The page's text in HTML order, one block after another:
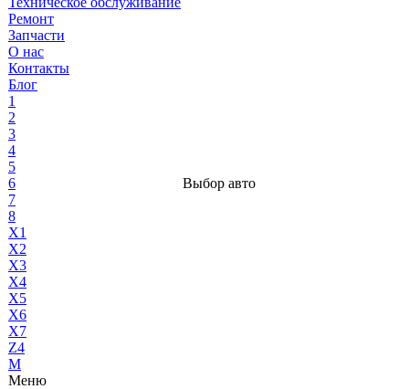
Ремонт
Запчасти
О нас
Контакты
Блог
1
2
3
4
5
6
7
8
X1
X2
X3
X4
X5
X6
X7
Z4
М
Меню
Выбор авто